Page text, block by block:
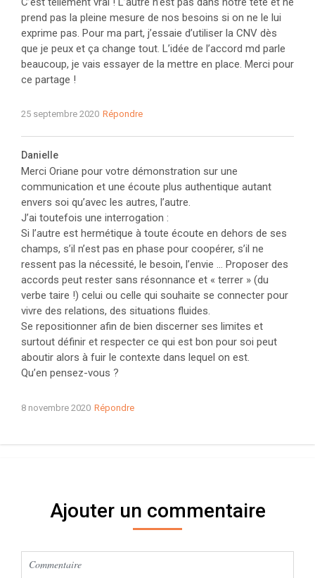
prend pas la pleine mesure de nos besoins si on ne le lui
exprime pas. Pour ma part, j’essaie d’utiliser la CNV dès
que je peux et ça change tout. L’idée de l’accord md parle
beaucoup, je vais essayer de la mettre en place. Merci pour
ce partage !
25 septembre 2020 Répondre
Danielle
Merci Oriane pour votre démonstration sur une
communication et une écoute plus authentique autant
envers soi qu’avec les autres, l’autre.
J’ai toutefois une interrogation :
Si l’autre est hermétique à toute écoute en dehors de ses
champs, s’il n’est pas en phase pour coopérer, s’il ne
ressent pas la nécessité, le besoin, l’envie … Proposer des
accords peut rester sans résonnance et « terrer » (du
verbe taire !) celui ou celle qui souhaite se connecter pour
vivre des relations, des situations fluides.
Se repositionner afin de bien discerner ses limites et
surtout définir et respecter ce qui est bon pour soi peut
aboutir alors à fuir le contexte dans lequel on est.
Qu’en pensez-vous ?
8 novembre 2020 Répondre
Ajouter un commentaire